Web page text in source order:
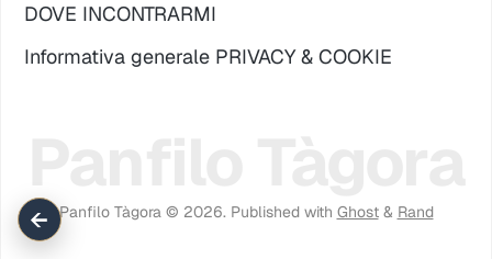
DOVE INCONTRARMI
Informativa generale PRIVACY & COOKIE
Panfilo Tàgora © 2026. Published with Ghost& Rand
←